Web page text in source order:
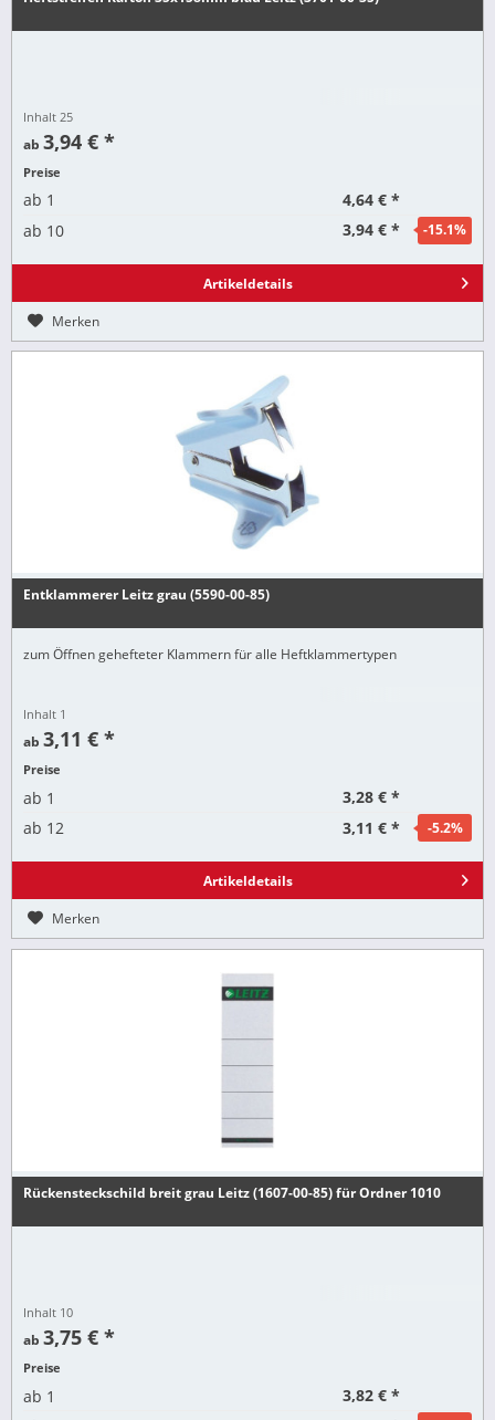
Inhalt 25
ab3,94 € *
Preise
ab 1
4,64 € *
ab 10 3,94 € * -15.1%
Artikeldetails
Merken
Entklammerer Leitz grau (5590-00-85)
zum Öffnen gehefteter Klammern für alle Heftklammertypen
Inhalt 1
ab3,11 € *
Preise
ab 1
3,28 € *
ab 12 3,11 € * -5.2%
Artikeldetails
Merken
Rückensteckschild breit grau Leitz (1607-00-85) für Ordner 1010
Inhalt 10
ab3,75 € *
Preise
ab 1
3,82 € *